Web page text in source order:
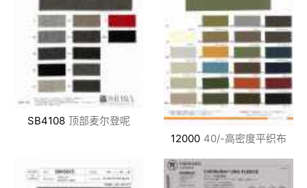
SB4108 顶部麦尔登呢
12000 40/-高密度平织布